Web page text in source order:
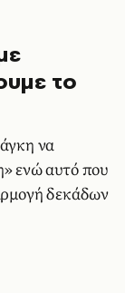
το
να
ενώ αυτό που
δεκάδων